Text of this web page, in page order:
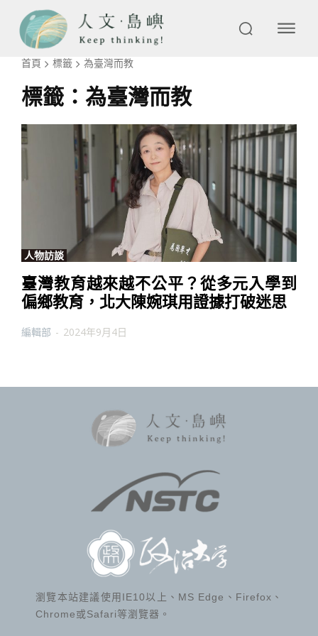
首頁 標籤 為臺灣而教
標籤： 為臺灣而教
人物訪談
臺灣教育越來越不公平？從多元入學到
偏鄉教育，北大陳婉琪用證據打破迷思
編輯部 - 2024年9月4日
瀏覽本站建議使用IE10以上、MS Edge、Firefox、
Chrome或Safari等瀏覽器。